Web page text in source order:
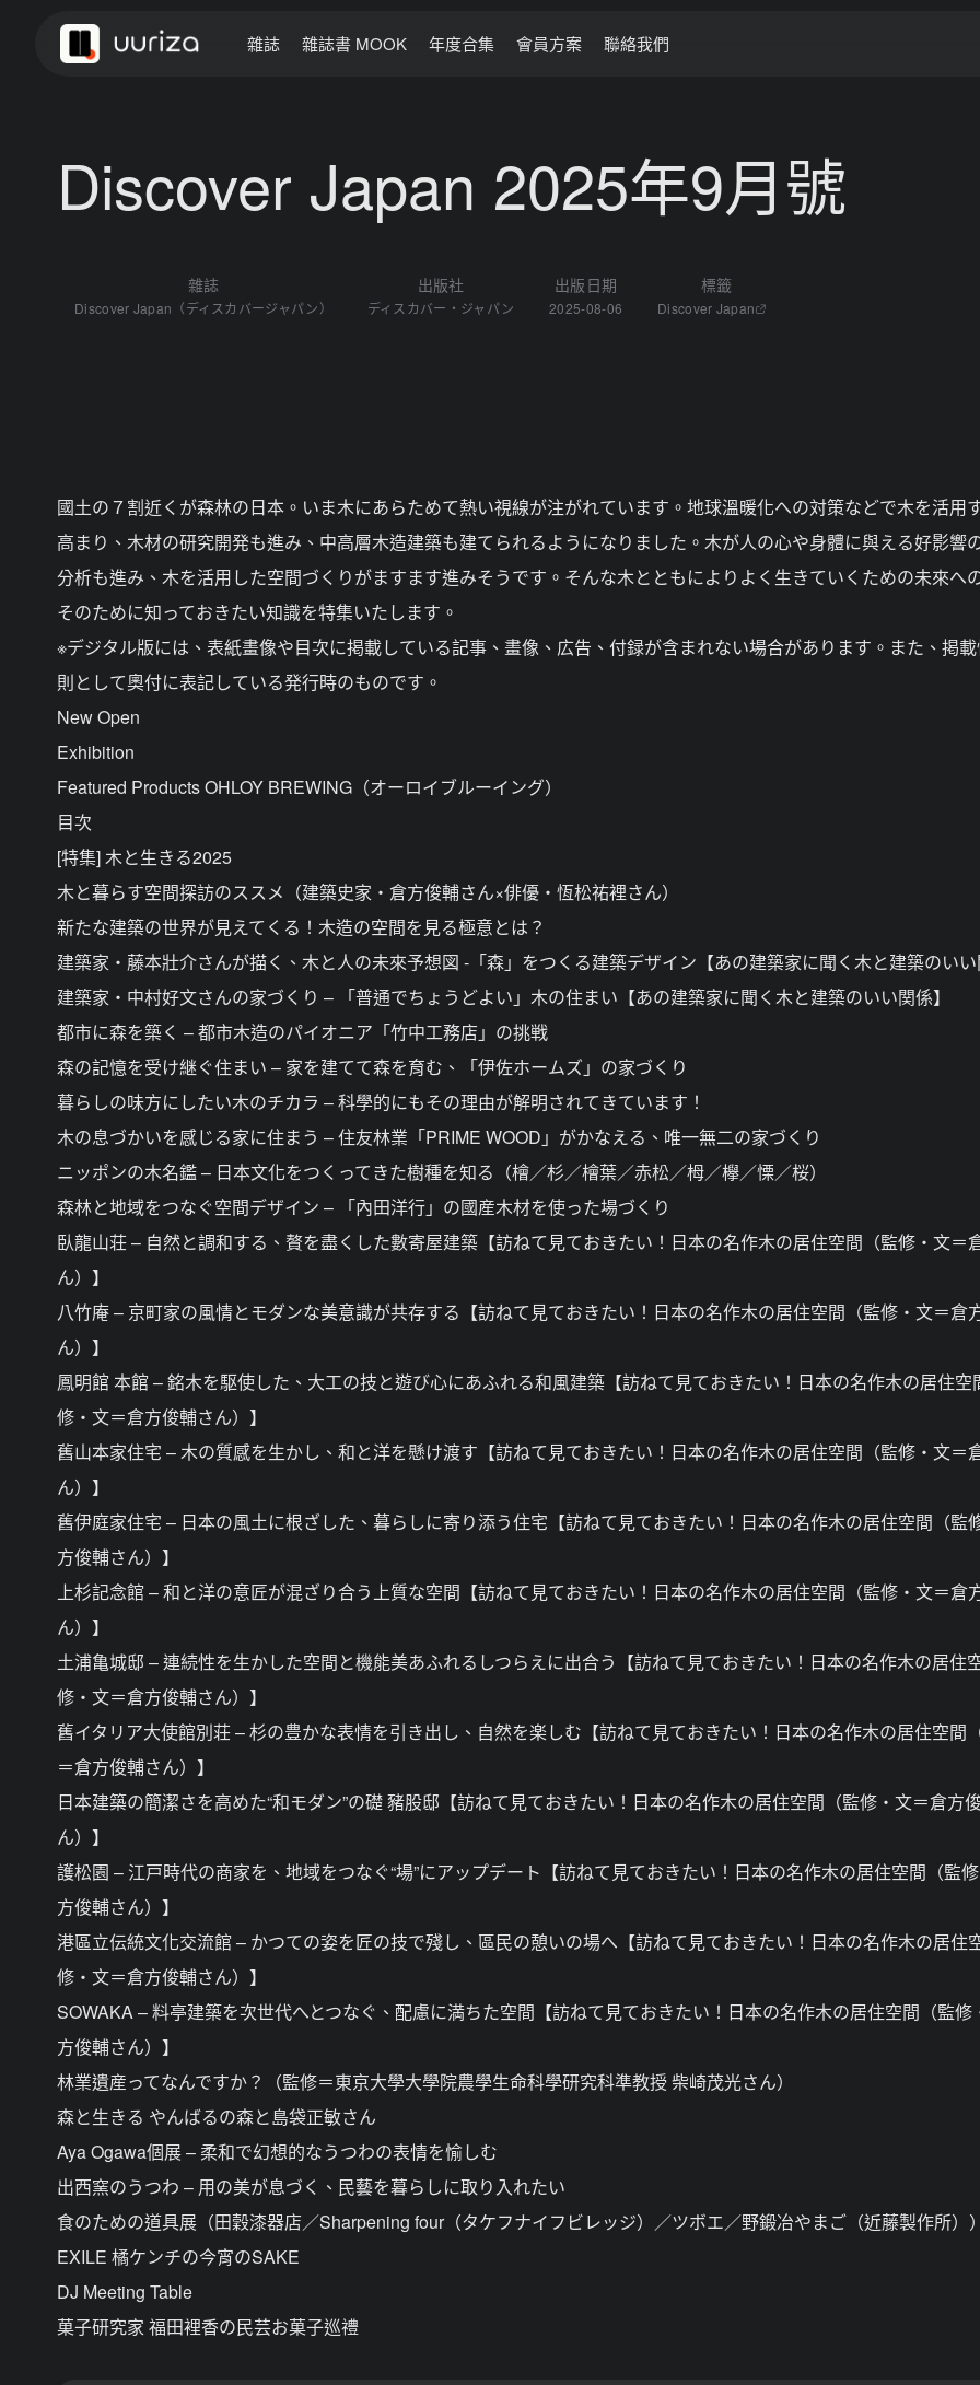
雜誌 雜誌書 MOOK 年度合集 會員方案 聯絡我們
Discover Japan 2025年9月號
雜誌
Discover Japan（ディスカバージャパン）
出版社
ディスカバー・ジャパン
出版日期
2025-08-06
標籤
Discover Japan
國土の７割近くが森林の日本。いま木にあらためて熱い視線が注がれています。地球溫暖化への対策などで木を活用
高まり、木材の研究開発も進み、中高層木造建築も建てられるようになりました。木が人の心や身體に與える好影響
分析も進み、木を活用した空間づくりがますます進みそうです。そんな木とともによりよく生きていくための未來へ
そのために知っておきたい知識を特集いたします。
※デジタル版には、表紙畫像や目次に掲載している記事、畫像、広告、付録が含まれない場合があります。また、掲
則として奧付に表記している発行時のものです。
New Open
Exhibition
Featured Products OHLOY BREWING（オーロイブルーイング）
目次
[特集] 木と生きる2025
木と暮らす空間探訪のススメ（建築史家・倉方俊輔さん×俳優・恆松祐裡さん）
新たな建築の世界が見えてくる！木造の空間を見る極意とは？
建築家・藤本壯介さんが描く、木と人の未來予想図 -「森」をつくる建築デザイン【あの建築家に聞く木と建築のいい
建築家・中村好文さんの家づくり – 「普通でちょうどよい」木の住まい【あの建築家に聞く木と建築のいい関係】
都市に森を築く – 都市木造のパイオニア「竹中工務店」の挑戦
森の記憶を受け継ぐ住まい – 家を建てて森を育む、「伊佐ホームズ」の家づくり
暮らしの味方にしたい木のチカラ – 科學的にもその理由が解明されてきています！
木の息づかいを感じる家に住まう – 住友林業「PRIME WOOD」がかなえる、唯一無二の家づくり
ニッポンの木名鑑 – 日本文化をつくってきた樹種を知る（檜／杉／檜葉／赤松／栂／欅／慄／桜）
森林と地域をつなぐ空間デザイン – 「內田洋行」の國産木材を使った場づくり
臥龍山荘 – 自然と調和する、贅を盡くした數寄屋建築【訪ねて見ておきたい！日本の名作木の居住空間（監修・文＝
ん）】
八竹庵 – 京町家の風情とモダンな美意識が共存する【訪ねて見ておきたい！日本の名作木の居住空間（監修・文＝倉
ん）】
鳳明館 本館 – 銘木を駆使した、大工の技と遊び心にあふれる和風建築【訪ねて見ておきたい！日本の名作木の居住空
修・文＝倉方俊輔さん）】
舊山本家住宅 – 木の質感を生かし、和と洋を懸け渡す【訪ねて見ておきたい！日本の名作木の居住空間（監修・文＝
ん）】
舊伊庭家住宅 – 日本の風土に根ざした、暮らしに寄り添う住宅【訪ねて見ておきたい！日本の名作木の居住空間（監
方俊輔さん）】
上杉記念館 – 和と洋の意匠が混ざり合う上質な空間【訪ねて見ておきたい！日本の名作木の居住空間（監修・文＝倉
ん）】
土浦亀城邸 – 連続性を生かした空間と機能美あふれるしつらえに出合う【訪ねて見ておきたい！日本の名作木の居住
修・文＝倉方俊輔さん）】
舊イタリア大使館別荘 – 杉の豊かな表情を引き出し、自然を楽しむ【訪ねて見ておきたい！日本の名作木の居住空間
＝倉方俊輔さん）】
日本建築の簡潔さを高めた“和モダン”の礎 豬股邸【訪ねて見ておきたい！日本の名作木の居住空間（監修・文＝倉方
ん）】
護松園 – 江戸時代の商家を、地域をつなぐ“場”にアップデート【訪ねて見ておきたい！日本の名作木の居住空間（監
方俊輔さん）】
港區立伝統文化交流館 – かつての姿を匠の技で殘し、區民の憩いの場へ【訪ねて見ておきたい！日本の名作木の居住
修・文＝倉方俊輔さん）】
SOWAKA – 料亭建築を次世代へとつなぐ、配慮に満ちた空間【訪ねて見ておきたい！日本の名作木の居住空間（監修
方俊輔さん）】
林業遺産ってなんですか？（監修＝東京大學大學院農學生命科學研究科準教授 柴崎茂光さん）
森と生きる やんばるの森と島袋正敏さん
Aya Ogawa個展 – 柔和で幻想的なうつわの表情を愉しむ
出西窯のうつわ – 用の美が息づく、民藝を暮らしに取り入れたい
食のための道具展（田穀漆器店／Sharpening four（タケフナイフビレッジ）／ツボエ／野鍛冶やまご（近藤製作所））
EXILE 橘ケンチの今宵のSAKE
DJ Meeting Table
菓子研究家 福田裡香の民芸お菓子巡禮